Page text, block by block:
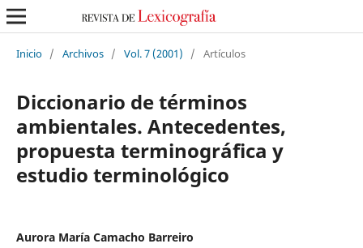
Inicio / Archivos / Vol. 7 (2001) / Artículos
Diccionario de términos
ambientales. Antecedentes,
propuesta terminográfica y
estudio terminológico
Aurora María Camacho Barreiro